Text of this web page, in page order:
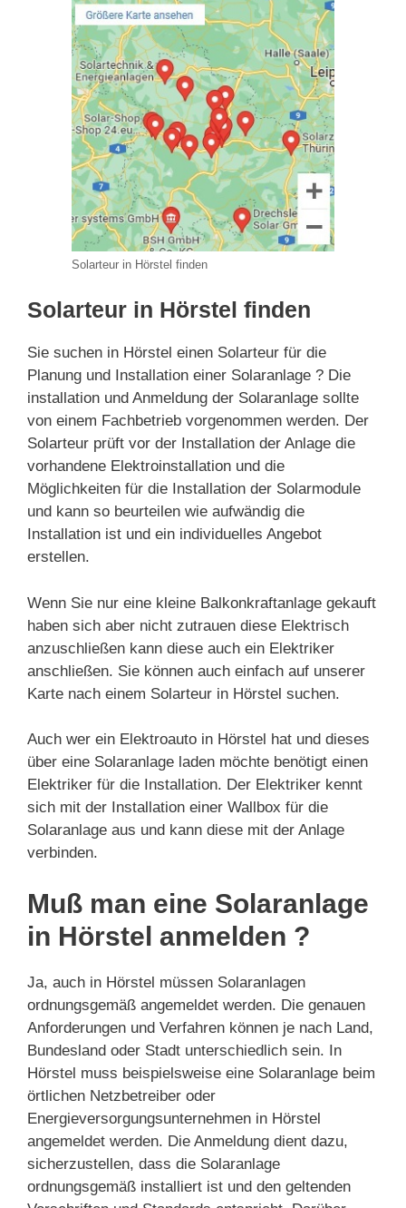
Solarteur in Hörstel finden
Solarteur in Hörstel finden
Sie suchen in Hörstel einen Solarteur für die
Planung und Installation einer Solaranlage ? Die
installation und Anmeldung der Solaranlage sollte
von einem Fachbetrieb vorgenommen werden. Der
Solarteur prüft vor der Installation der Anlage die
vorhandene Elektroinstallation und die
Möglichkeiten für die Installation der Solarmodule
und kann so beurteilen wie aufwändig die
Installation ist und ein individuelles Angebot
erstellen.
Wenn Sie nur eine kleine Balkonkraftanlage gekauft
haben sich aber nicht zutrauen diese Elektrisch
anzuschließen kann diese auch ein Elektriker
anschließen. Sie können auch einfach auf unserer
Karte nach einem Solarteur in Hörstel suchen.
Auch wer ein Elektroauto in Hörstel hat und dieses
über eine Solaranlage laden möchte benötigt einen
Elektriker für die Installation. Der Elektriker kennt
sich mit der Installation einer Wallbox für die
Solaranlage aus und kann diese mit der Anlage
verbinden.
Muß man eine Solaranlage
in Hörstel anmelden ?
Ja, auch in Hörstel müssen Solaranlagen
ordnungsgemäß angemeldet werden. Die genauen
Anforderungen und Verfahren können je nach Land,
Bundesland oder Stadt unterschiedlich sein. In
Hörstel muss beispielsweise eine Solaranlage beim
örtlichen Netzbetreiber oder
Energieversorgungsunternehmen in Hörstel
angemeldet werden. Die Anmeldung dient dazu,
sicherzustellen, dass die Solaranlage
ordnungsgemäß installiert ist und den geltenden